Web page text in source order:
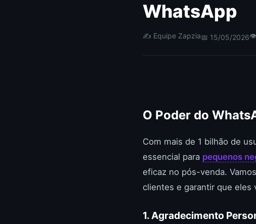
WhatsApp
✍️ Equipe Zapzia📅 15/05/2026👁
O Poder do
Com mais de 1 bilhão de
essencial para pequenos
eficaz no pós-venda.
clientes e garantir que eles
1. Agradecimento